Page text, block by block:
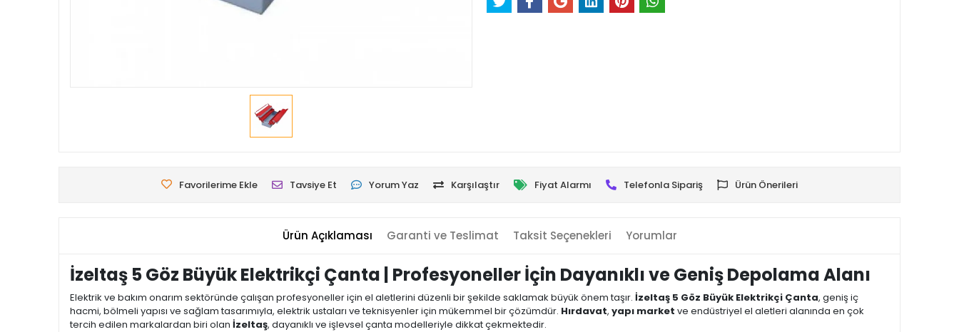
Favorilerime Ekle Tavsiye Et Yorum Yaz Karşılaştır Fiyat Alarmı Telefonla Sipariş Ürün Önerileri
Ürün Açıklaması Garanti ve Teslimat Taksit Seçenekleri Yorumlar
İzeltaş 5 Göz Büyük Elektrikçi Çanta | Profesyoneller İçin Dayanıklı ve Geniş Depolama Alanı
Elektrik ve bakım onarım sektöründe çalışan profesyoneller için el aletlerini düzenli bir şekilde saklamak büyük önem taşır. İzeltaş 5 Göz Büyük Elektrikçi Çanta, geniş iç
hacmi, bölmeli yapısı ve sağlam tasarımıyla, elektrik ustaları ve teknisyenler için mükemmel bir çözümdür. Hırdavat, yapı market ve endüstriyel el aletleri alanında en çok
tercih edilen markalardan biri olan İzeltaş, dayanıklı ve işlevsel çanta modelleriyle dikkat çekmektedir.